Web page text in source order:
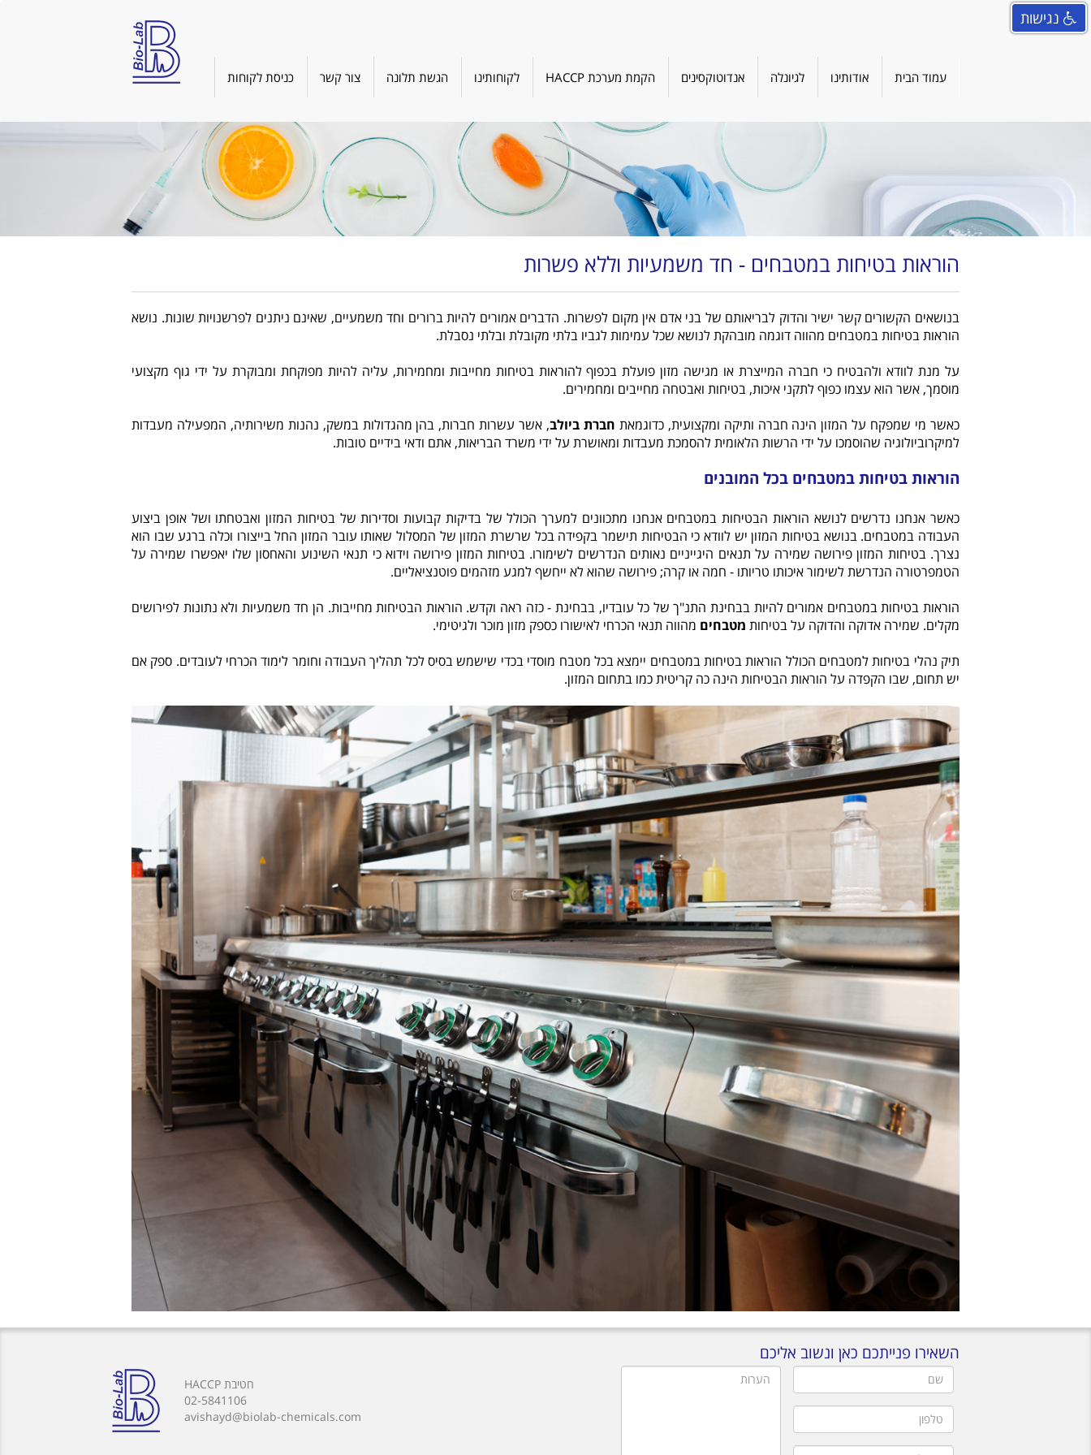
עמוד הבית אודותינו לגיונלה אנדוטוקסינים הקמת מערכת HACCP לקוחותינו הגשת תלונה צור קשר כניסת לקוחות
הוראות בטיחות במטבחים - חד משמעיות וללא פשרות
בנושאים הקשורים קשר ישיר והדוק לבריאותם של בני אדם אין מקום לפשרות. הדברים אמורים להיות ברורים וחד משמעיים, שאינם ניתנים לפרשנויות שונות. נושא
הוראות בטיחות במטבחים מהווה דוגמה מובהקת לנושא שכל עמימות לגביו בלתי מקובלת ובלתי נסבלת.
על מנת לוודא ולהבטיח כי חברה המייצרת או מגישה מזון פועלת בכפוף להוראות בטיחות מחייבות ומחמירות, עליה להיות מפוקחת ומבוקרת על ידי גוף מקצועי
מוסמך, אשר הוא עצמו כפוף לתקני איכות, בטיחות ואבטחה מחייבים ומחמירים.
כאשר מי שמפקח על המזון הינה חברה ותיקה ומקצועית, כדוגמאת חברת ביולב, אשר עשרות חברות, בהן מהגדולות במשק, נהנות משירותיה, המפעילה מעבדות
למיקרוביולוגיה שהוסמכו על ידי הרשות הלאומית להסמכת מעבדות ומאושרת על ידי משרד הבריאות, אתם ודאי בידיים טובות.
הוראות בטיחות במטבחים בכל המובנים
כאשר אנחנו נדרשים לנושא הוראות הבטיחות במטבחים אנחנו מתכוונים למערך הכולל של בדיקות קבועות וסדירות של בטיחות המזון ואבטחתו ושל אופן ביצוע
העבודה במטבחים. בנושא בטיחות המזון יש לוודא כי הבטיחות תישמר בקפידה בכל שרשרת המזון של המסלול שאותו עובר המזון החל בייצורו וכלה ברגע שבו הוא
נצרך. בטיחות המזון פירושה שמירה על תנאים היגייניים נאותים הנדרשים לשימורו. בטיחות המזון פירושה וידוא כי תנאי השינוע והאחסון שלו יאפשרו שמירה על
הטמפרטורה הנדרשת לשימור איכותו טריותו - חמה או קרה; פירושה שהוא לא ייחשף למגע מזהמים פוטנציאליים.
הוראות בטיחות במטבחים אמורים להיות בבחינת התנ"ך של כל עובדיו, בבחינת - כזה ראה וקדש. הוראות הבטיחות מחייבות. הן חד משמעיות ולא נתונות לפירושים
מקלים. שמירה אדוקה והדוקה על בטיחות מטבחים מהווה תנאי הכרחי לאישורו כספק מזון מוכר ולגיטימי.
תיק נהלי בטיחות למטבחים הכולל הוראות בטיחות במטבחים יימצא בכל מטבח מוסדי בכדי שישמש בסיס לכל תהליך העבודה וחומר לימוד הכרחי לעובדים. ספק אם
יש תחום, שבו הקפדה על הוראות הבטיחות הינה כה קריטית כמו בתחום המזון.
השאירו פנייתכם כאן ונשוב אליכם
שם
טלפון
הערות
חטיבת HACCP
02-5841106
avishayd@biolab-chemicals.com
נגישות